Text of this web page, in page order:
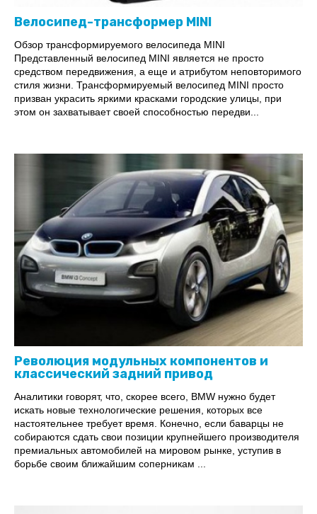
Велосипед-трансформер MINI
Обзор трансформируемого велосипеда MINI
Представленный велосипед MINI является не просто
средством передвижения, а еще и атрибутом неповторимого
стиля жизни. Трансформируемый велосипед MINI просто
призван украсить яркими красками городские улицы, при
этом он захватывает своей способностью передви...
Революция модульных компонентов и
классический задний привод
Аналитики говорят, что, скорее всего, BMW нужно будет
искать новые технологические решения, которых все
настоятельнее требует время. Конечно, если баварцы не
собираются сдать свои позиции крупнейшего производителя
премиальных автомобилей на мировом рынке, уступив в
борьбе своим ближайшим соперникам ...